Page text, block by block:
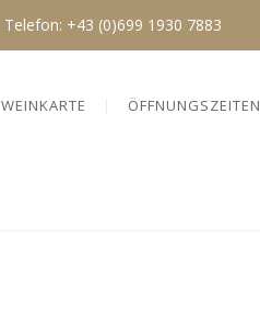
Telefon: +43 (0)699 1930 7883
WEINKARTE ÖFFNUNGSZEITEN